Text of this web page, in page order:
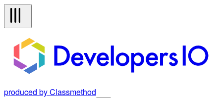
produced by Classmethod